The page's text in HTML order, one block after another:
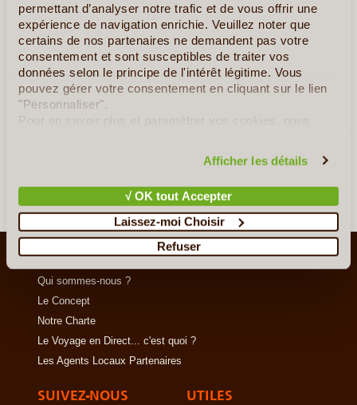
permettant d’analyser notre trafic et de vous offrir une
expérience de navigation enrichie. Veuillez noter que
certains de nos partenaires ne demandent pas votre
consentement et sont susceptibles de traiter vos
données selon le principe de l'intérêt légitime. Vous
pouvez gérer votre consentement en cliquant sur le lien
"Personnaliser".
Pour en savoir plus et paramétrer vos cookies, nous
Afficher les détails
√ OK tout Accepter
Laissez-moi Choisir
Refuser
En détail ≻
Les Classiques du Sri Lanka en Été
L’hiver au Sri Lanka en famille
LE VOYAGE AUTREMENT
Qui sommes-nous ?
Le Concept
Notre Charte
Le Voyage en Direct... c'est quoi ?
Les Agents Locaux Partenaires
SUIVEZ-NOUS UTILES